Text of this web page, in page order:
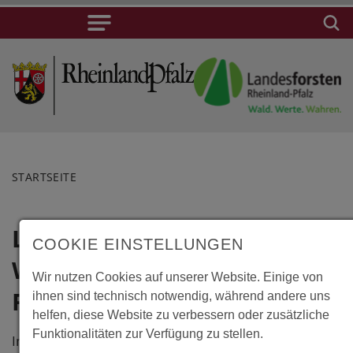
STARTSEITE
Lindberg,
Wildniscamp am
Falkenstein
Im Wildniscamp am Falkenstein
Lindberg,
Wildniscamp
am
Falkenstein
COOKIE EINSTELLUNGEN
Wir nutzen Cookies auf unserer Website. Einige von
ihnen sind technisch notwendig, während andere uns
helfen, diese Website zu verbessern oder zusätzliche
Funktionalitäten zur Verfügung zu stellen.